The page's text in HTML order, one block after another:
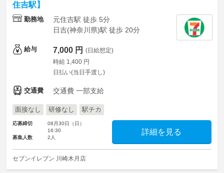
住吉駅】
勤務地
元住吉駅 徒歩 5分
日吉(神奈川県)駅 徒歩 20分
給与 7,000 円 (日給想定)
時給 1,400 円
日払い(当日手渡し)
交通費 交通費 一部支給
面接なし 研修なし 駅チカ
応募締切
08月30日（日）
16:30
募集人数
2人
詳細を見る
セブンイレブン 川崎木月店